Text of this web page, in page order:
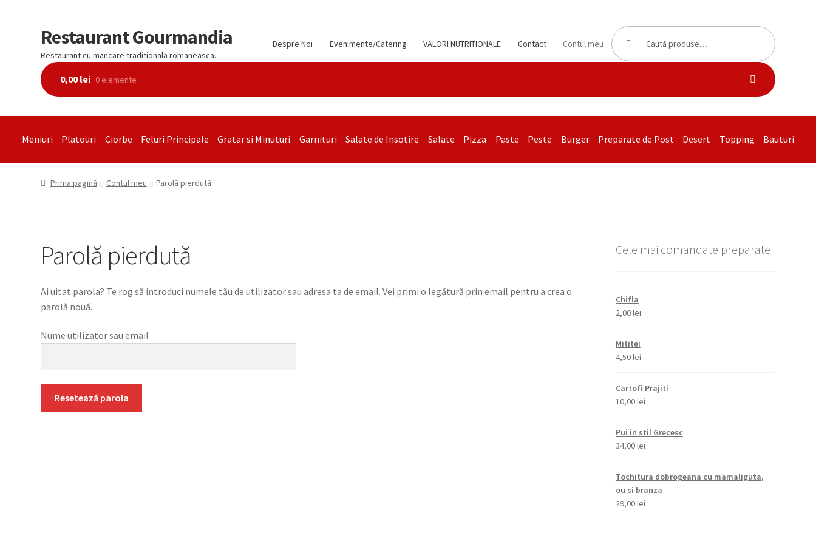
Restaurant Gourmandia
Restaurant cu mancare traditionala romaneasca.
Despre Noi Evenimente/Catering VALORI NUTRITIONALE Contact Contul meu
Caută
după:
Caută
0,00lei 0 elemente
Meniuri Platouri Ciorbe Feluri Principale Gratar si Minuturi Garnituri Salate de Insotire Salate Pizza Paste Peste Burger Preparate de Post Desert Topping Bauturi
Prima pagină Contul meu Parolă pierdută
Parolă pierdută
Ai uitat parola? Te rog să introduci numele tău de utilizator sau adresa ta de email. Vei primi o legătură prin email pentru a crea o
parolă nouă.
Nume utilizator sau email
Resetează parola
Cele mai comandate preparate
Chifla
2,00lei
Mititei
4,50lei
Cartofi Prajiti
10,00lei
Pui in stil Grecesc
34,00lei
Tochitura dobrogeana cu mamaliguta,
ou si branza
29,00lei